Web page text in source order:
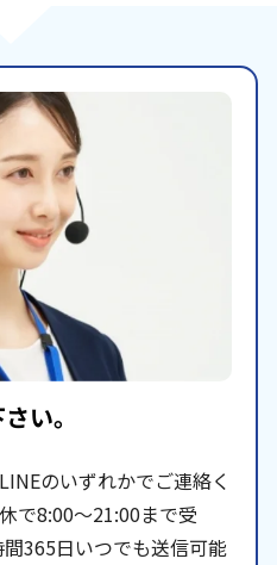
い。
のいずれかでご連絡く
で8:00〜21:00まで受
365日いつでも送信可能